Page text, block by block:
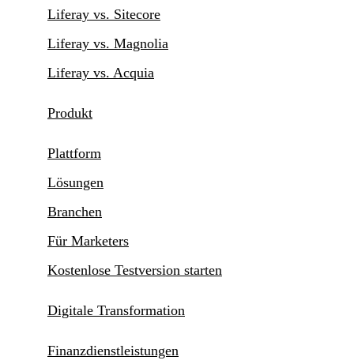
Liferay vs. Sitecore
Liferay vs. Magnolia
Liferay vs. Acquia
Produkt
Plattform
Lösungen
Branchen
Für Marketers
Kostenlose Testversion starten
Digitale Transformation
Finanzdienstleistungen